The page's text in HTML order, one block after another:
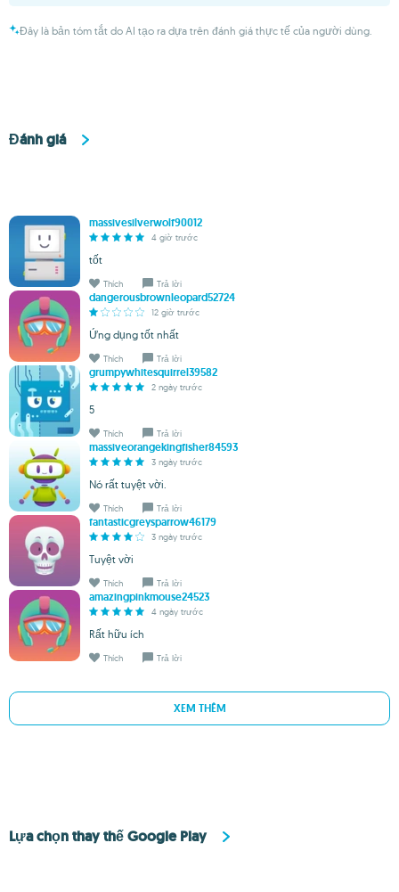
Đây là bản tóm tắt do AI tạo ra dựa trên đánh giá thực tế của người dùng.
Đánh giá
massivesilverwolf90012
4 giờ trước
tốt
Thích Trả lời
dangerousbrownleopard52724
12 giờ trước
Ứng dụng tốt nhất
Thích Trả lời
grumpywhitesquirrel39582
2 ngày trước
5
Thích Trả lời
massiveorangekingfisher84593
3 ngày trước
Nó rất tuyệt vời.
Thích Trả lời
fantasticgreysparrow46179
3 ngày trước
Tuyệt vời
Thích Trả lời
amazingpinkmouse24523
4 ngày trước
Rất hữu ích
Thích Trả lời
XEM THÊM
Lựa chọn thay thế Google Play